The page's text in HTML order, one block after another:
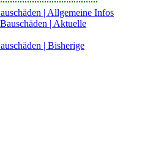
| Allgemeine Infos
| Aktuelle
| Bisherige